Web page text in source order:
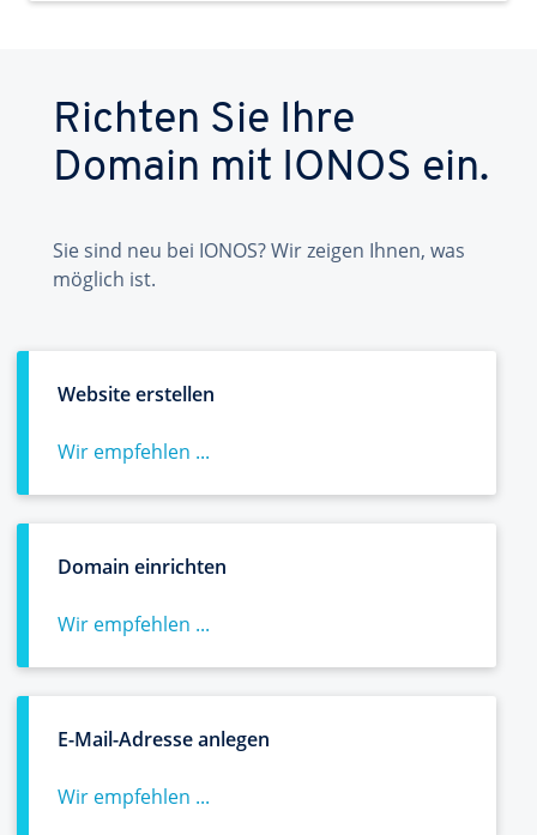
Richten Sie Ihre
Domain mit IONOS ein.
Sie sind neu bei IONOS? Wir zeigen Ihnen, was
möglich ist.
Website erstellen
Wir empfehlen ...
Domain einrichten
Wir empfehlen ...
E-Mail-Adresse anlegen
Wir empfehlen ...